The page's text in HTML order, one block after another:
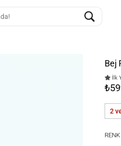
Bej
İlk
2
RENK